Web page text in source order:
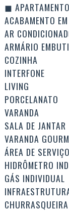
◼ APARTAMENTO
ACABAMENTO
AR
ARMÁRIO
COZINHA
INTERFONE
LIVING
PORCELANATO
VARANDA
SALA DE JANTAR
VARANDA
ÁREA DE SERVIÇO
HIDRÔMETRO
GÁS INDIVIDUAL
CHURRASQUEIRA